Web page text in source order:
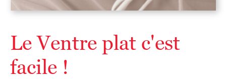
Le Ventre plat c'est
facile !